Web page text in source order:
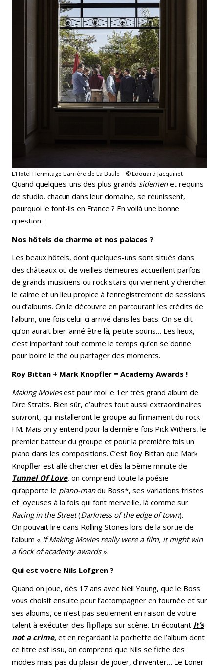
L’Hotel Hermitage Barrière de La Baule – © Edouard Jacquinet
Quand quelques-uns des plus grands sidemenet requins
de studio, chacun dans leur domaine, se réunissent,
pourquoi le font-ils en France ? En voilà une bonne
question…
Nos hôtels de charme et nos palaces ?
Les beaux hôtels, dont quelques-uns sont situés dans
des châteaux ou de vieilles demeures accueillent parfois
de grands musiciens ou rock stars qui viennent y chercher
le calme et un lieu propice à l’enregistrement de sessions
ou d’albums. On le découvre en parcourant les crédits de
l’album, une fois celui-ci arrivé dans les bacs. On se dit
qu’on aurait bien aimé être là, petite souris… Les lieux,
c’est important tout comme le temps qu’on se donne
pour boire le thé ou partager des moments.
Roy Bittan + Mark Knopfler = Academy Awards !
Making Moviesest pour moi le 1er très grand album de
Dire Straits. Bien sûr, d’autres tout aussi extraordinaires
suivront, qui installeront le groupe au firmament du rock
FM. Mais on y entend pour la dernière fois Pick Withers, le
premier batteur du groupe et pour la première fois un
piano dans les compositions. C’est Roy Bittan que Mark
Knopfler est allé chercher et dès la 5ème minute de
Tunnel Of Love, on comprend toute la poésie
qu’apporte le piano-mandu Boss*, ses variations tristes
et joyeuses à la fois qui font merveille, là comme sur
Racing in the Street(Darkness of the edge of town).
On pouvait lire dans Rolling Stones lors de la sortie de
l’album « If Making Movies really were a film, it might win
a flock of academy awards».
Qui est votre Nils Lofgren ?
Quand on joue, dès 17 ans avec Neil Young, que le Boss
vous choisit ensuite pour l’accompagner en tournée et sur
ses albums, ce n’est pas seulement en raison de votre
talent à exécuter des flipflaps sur scène. En écoutant It’s
not a crime, et en regardant la pochette de l’album dont
ce titre est issu, on comprend que Nils se fiche des
modes mais pas du plaisir de jouer, d’inventer… Le Loner